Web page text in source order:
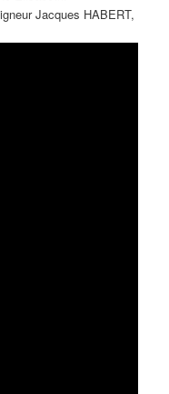
Jacques HABERT,